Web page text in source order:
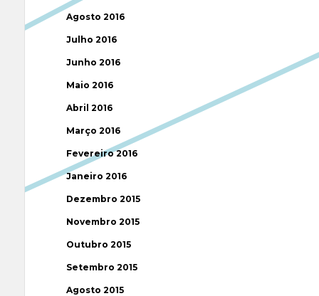
Agosto 2016
Julho 2016
Junho 2016
Maio 2016
Abril 2016
Março 2016
Fevereiro 2016
Janeiro 2016
Dezembro 2015
Novembro 2015
Outubro 2015
Setembro 2015
Agosto 2015